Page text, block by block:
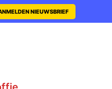
NIEUWSBRIEF